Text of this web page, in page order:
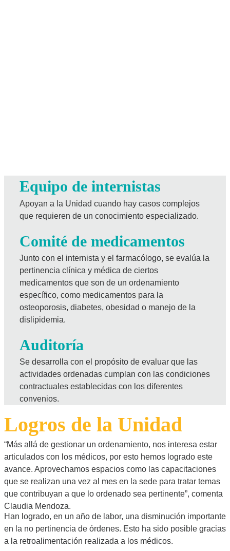
Equipo de internistas
Apoyan a la Unidad cuando hay casos complejos
que requieren de un conocimiento especializado.
Comité de medicamentos
Junto con el internista y el farmacólogo, se evalúa la
pertinencia clínica y médica de ciertos
medicamentos que son de un ordenamiento
específico, como medicamentos para la
osteoporosis, diabetes, obesidad o manejo de la
dislipidemia.
Auditoría
Se desarrolla con el propósito de evaluar que las
actividades ordenadas cumplan con las condiciones
contractuales establecidas con los diferentes
convenios.
Logros de la Unidad
“Más allá de gestionar un ordenamiento, nos interesa estar
articulados con los médicos, por esto hemos logrado este
avance. Aprovechamos espacios como las capacitaciones
que se realizan una vez al mes en la sede para tratar temas
que contribuyan a que lo ordenado sea pertinente”, comenta
Claudia Mendoza.
Han logrado, en un año de labor, una disminución importante
en la no pertinencia de órdenes. Esto ha sido posible gracias
a la retroalimentación realizada a los médicos.